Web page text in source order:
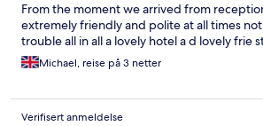
From the moment we arrived from
extremely friendly and polite at all times
trouble all in all a lovely hotel a d lovely frie
Michael, reise på 3 netter
Verifisert anmeldelse